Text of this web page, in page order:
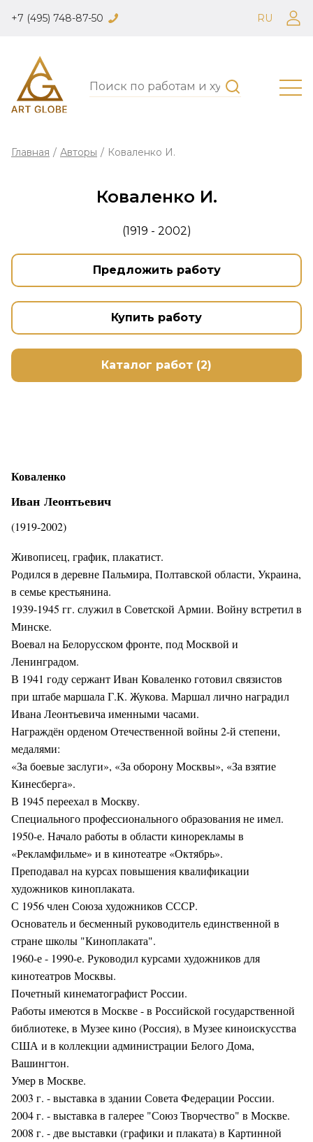
+7 (495) 748-87-50 RU
Главная / Авторы / Коваленко И.
Коваленко И.
(1919 - 2002)
Предложить работу
Купить работу
Каталог работ (2)
Коваленко
Иван Леонтьевич
(1919-2002)
Живописец, график, плакатист.
Родился в деревне Пальмира, Полтавской области, Украина,
в семье крестьянина.
1939-1945 гг. служил в Советской Армии. Войну встретил в
Минске.
Воевал на Белорусском фронте, под Москвой и
Ленинградом.
В 1941 году сержант Иван Коваленко готовил связистов
при штабе маршала Г.К. Жукова. Маршал лично наградил
Ивана Леонтьевича именными часами.
Награждён орденом Отечественной войны 2-й степени,
медалями:
«За боевые заслуги», «За оборону Москвы», «За взятие
Кинесберга».
В 1945 переехал в Москву.
Специального профессионального образования не имел.
1950-е. Начало работы в области кинорекламы в
«Рекламфильме» и в кинотеатре «Октябрь».
Преподавал на курсах повышения квалификации
художников киноплаката.
С 1956 член Союза художников СССР.
Основатель и бесменный руководитель единственной в
стране школы "Киноплаката".
1960-е - 1990-е. Руководил курсами художников для
кинотеатров Москвы.
Почетный кинематографист России.
Работы имеются в Москве - в Российской государственной
библиотеке, в Музее кино (Россия), в Музее киноискусства
США и в коллекции администрации Белого Дома,
Вашингтон.
Умер в Москве.
2003 г. - выставка в здании Совета Федерации России.
2004 г. - выставка в галерее "Союз Творчество" в Москве.
2008 г. - две выставки (графики и плаката) в Картинной